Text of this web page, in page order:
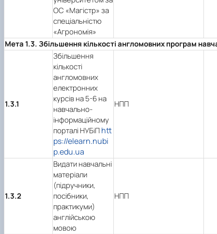
ОС «Магістр» за
спеціальністю
«Агрономія»
Мета 1.3. Збільшення кількості англомовних програм
1.3.1
Збільшення
кількості
англомовних
електронних
курсів на 5-6 на
навчально-
інформаційному
порталі НУБіПhtt
ps://elearn.nubi
p.edu.ua
НПП
1.3.2
Видати навчальні
матеріали
(підручники,
посібники,
практикуми)
англійською
мовою
НПП